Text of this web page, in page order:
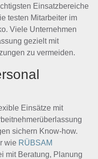
Einsatzbereiche
testen Mitarbeiter im
Viele Unternehmen
gezielt mit
zu vermeiden.
Einsätze mit
sichern Know-how.
wie RÜBSAM
mit Beratung, Planung